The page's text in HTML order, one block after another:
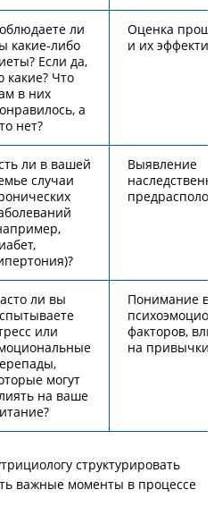
ли
какие-либо
Если да,
какие? Что
в них
а
нет?
Оценка
и их
ли в вашей
случаи
Выявление
ли вы
или
могут
на ваше
Понимание
факторов,
на привычки
структурировать
важные моменты в процессе